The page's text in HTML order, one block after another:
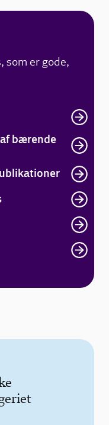
som er gode,
bærende